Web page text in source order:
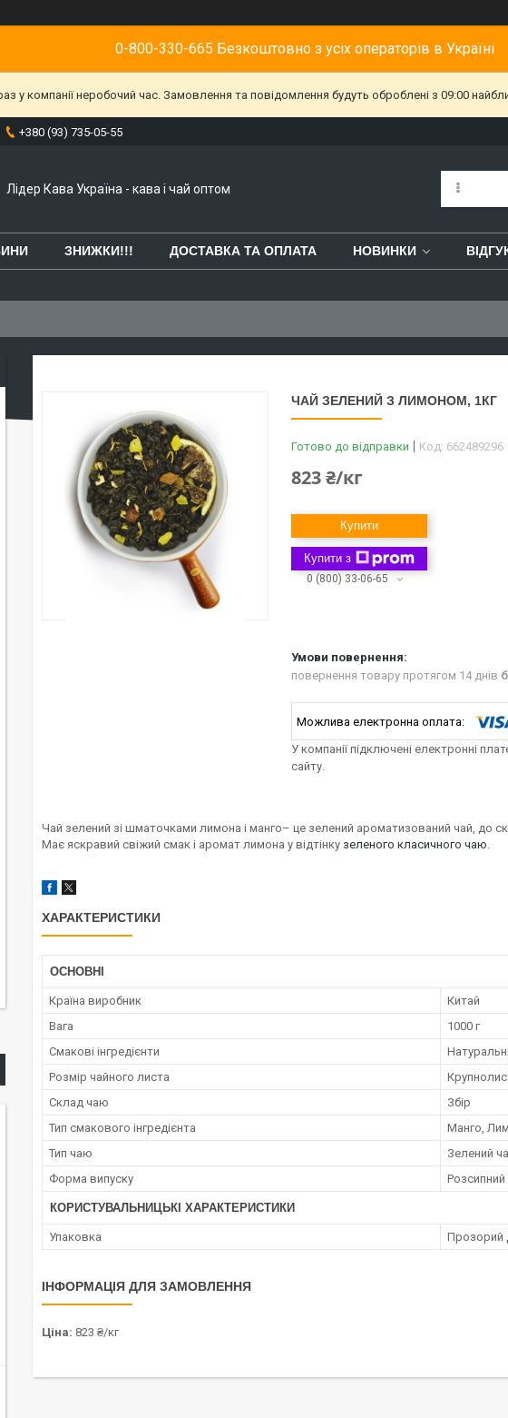
0-800-330-665 Безкоштовно з усіх операторів в Україні
у компанії неробочий час. Замовлення та повідомлення будуть оброблені з 09:00
+380 (93) 735-05-55
Лідер Кава Україна - кава і чай оптом
ЗНИЖКИ!!! ДОСТАВКА ТА ОПЛАТА НОВИНКИ
ЧАЙ ЗЕЛЕНИЙ З ЛИМОНОМ, 1КГ
Готово до відправки Код: 662489296
823 ₴/кг
Купити
Купити з
0 (800) 33-06-65
повернення товару протягом 14 днів
У компанії підключені електронні
сайту.
Чай зелений зі шматочками лимона і манго– це зелений ароматизований чай, до
Має яскравий свіжий смак і аромат лимона у відтінку зеленого класичного чаю.
ХАРАКТЕРИСТИКИ
ОСНОВНІ
Країна виробник
Китай
Вага
1000 г
Смакові інгредієнти
Натуральні
Розмір чайного листа
Склад чаю
Збір
Тип смакового інгредієнта
Манго,
Тип чаю
Зелений
Форма випуску
Розсипний
КОРИСТУВАЛЬНИЦЬКІ ХАРАКТЕРИСТИКИ
Упаковка Прозорий
ІНФОРМАЦІЯ ДЛЯ ЗАМОВЛЕННЯ
Ціна: 823 ₴/кг